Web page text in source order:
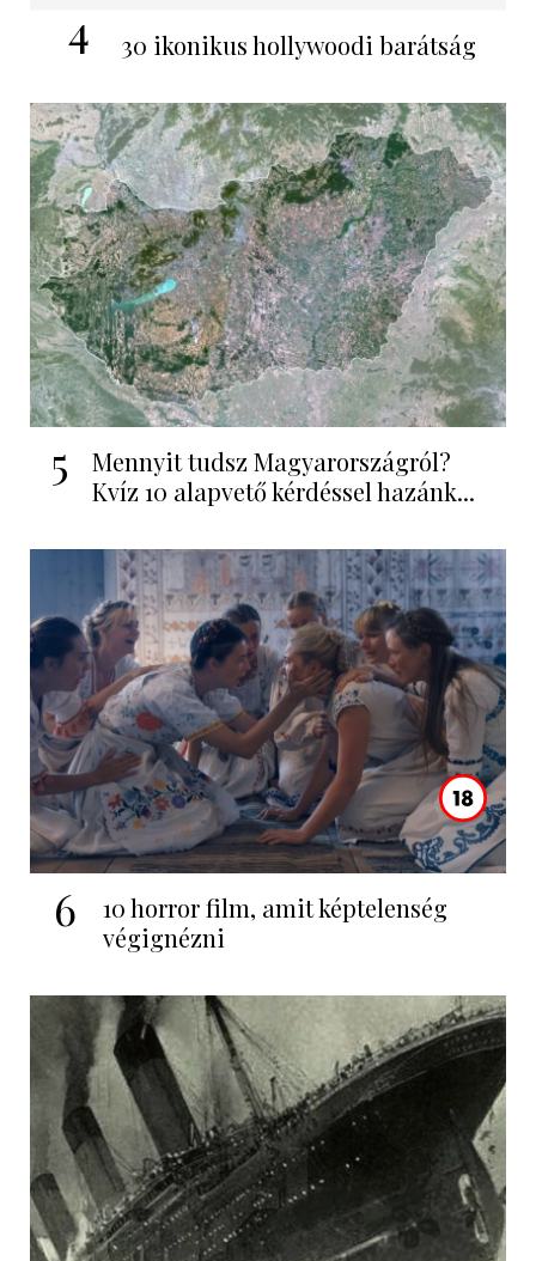
4 30 ikonikus hollywoodi barátság
5
Mennyit tudsz Magyarországról?
Kvíz 10 alapvető kérdéssel hazánk...
6
10 horror film, amit képtelenség
végignézni